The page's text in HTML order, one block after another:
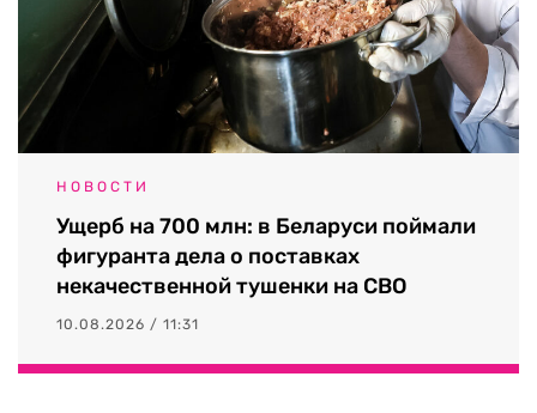
НОВОСТИ
Ущерб на 700 млн: в Беларуси поймали
фигуранта дела о поставках
некачественной тушенки на СВО
10.08.2026 / 11:31